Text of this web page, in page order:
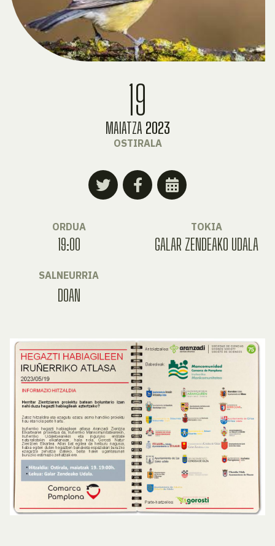
19
MAIATZA 2023
OSTIRALA
ORDUA
19:00
TOKIA
GALAR ZENDEAKO UDALA
SALNEURRIA
DOAN